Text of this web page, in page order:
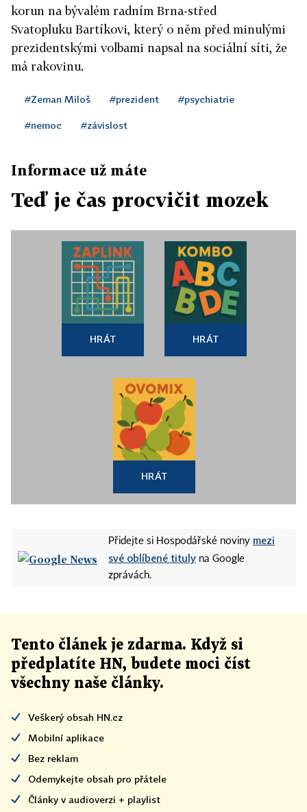
korun na bývalém radním Brna-střed
Svatopluku Bartíkovi, který o něm před minulými
prezidentskými volbami napsal na sociální síti, že
má rakovinu.
#Zeman Miloš #prezident #psychiatrie
#nemoc #závislost
Informace už máte
Teď je čas procvičit mozek
HRÁT HRÁT
HRÁT
Přidejte si Hospodářské noviny mezi
své oblíbené tituly na Google
zprávách.
Tento článek je zdarma. Když si
předplatíte HN, budete moci číst
všechny naše články.
Veškerý obsah HN.cz
Mobilní aplikace
Bez reklam
Odemykejte obsah pro přátele
Články v audioverzi + playlist